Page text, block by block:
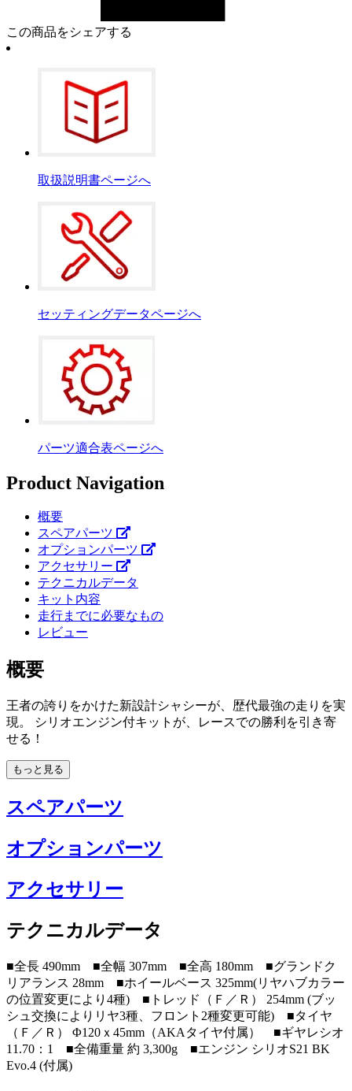
この商品をシェアする
取扱説明書ページへ
セッティングデータページへ
パーツ適合表ページへ
Product Navigation
概要
スペアパーツ
オプションパーツ
アクセサリー
テクニカルデータ
キット内容
走行までに必要なもの
レビュー
概要
王者の誇りをかけた新設計シャシーが、歴代最強の走りを実
現。 シリオエンジン付キットが、レースでの勝利を引き寄
せる！
もっと見る
スペアパーツ
オプションパーツ
アクセサリー
テクニカルデータ
■全長 490mm ■全幅 307mm ■全高 180mm ■グランドク
リアランス 28mm ■ホイールベース 325mm(リヤハブカラー
の位置変更により4種) ■トレッド（Ｆ／Ｒ） 254mm (ブッ
シュ交換によりリヤ3種、フロント2種変更可能) ■タイヤ
（Ｆ／Ｒ） Φ120ｘ45mm（AKAタイヤ付属） ■ギヤレシオ
11.70：1 ■全備重量 約 3,300g ■エンジン シリオS21 BK
Evo.4 (付属)